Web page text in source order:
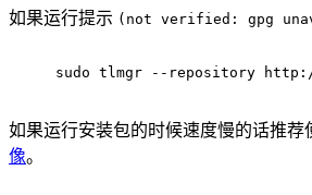
如果运行提示 (not verified: gpg
sudo tlmgr --repository
如果运行安装包的时候速度慢的话推荐
像。